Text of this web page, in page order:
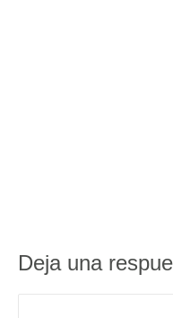
Deja una